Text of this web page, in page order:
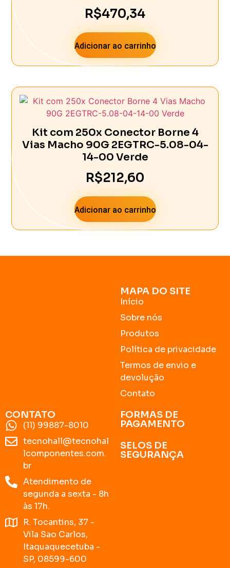
R$470,34
Adicionar ao carrinho
Kit com 250x Conector Borne 4
Vias Macho 90G 2EGTRC-5.08-04-
14-00 Verde
R$212,60
Adicionar ao carrinho
MAPA DO SITE
Início
Sobre nós
Produtos
Política de privacidade
Termos de envio e
devolução
Contato
CONTATO
(11) 99887-8010
tecnohall@tecnohal
lcomponentes.com.
br
Atendimento de
segunda a sexta - 8h
às 17h.
R. Tocantins, 37 -
Vila Sao Carlos,
Itaquaquecetuba -
SP, 08599-600
FORMAS DE
PAGAMENTO
SELOS DE
SEGURANÇA